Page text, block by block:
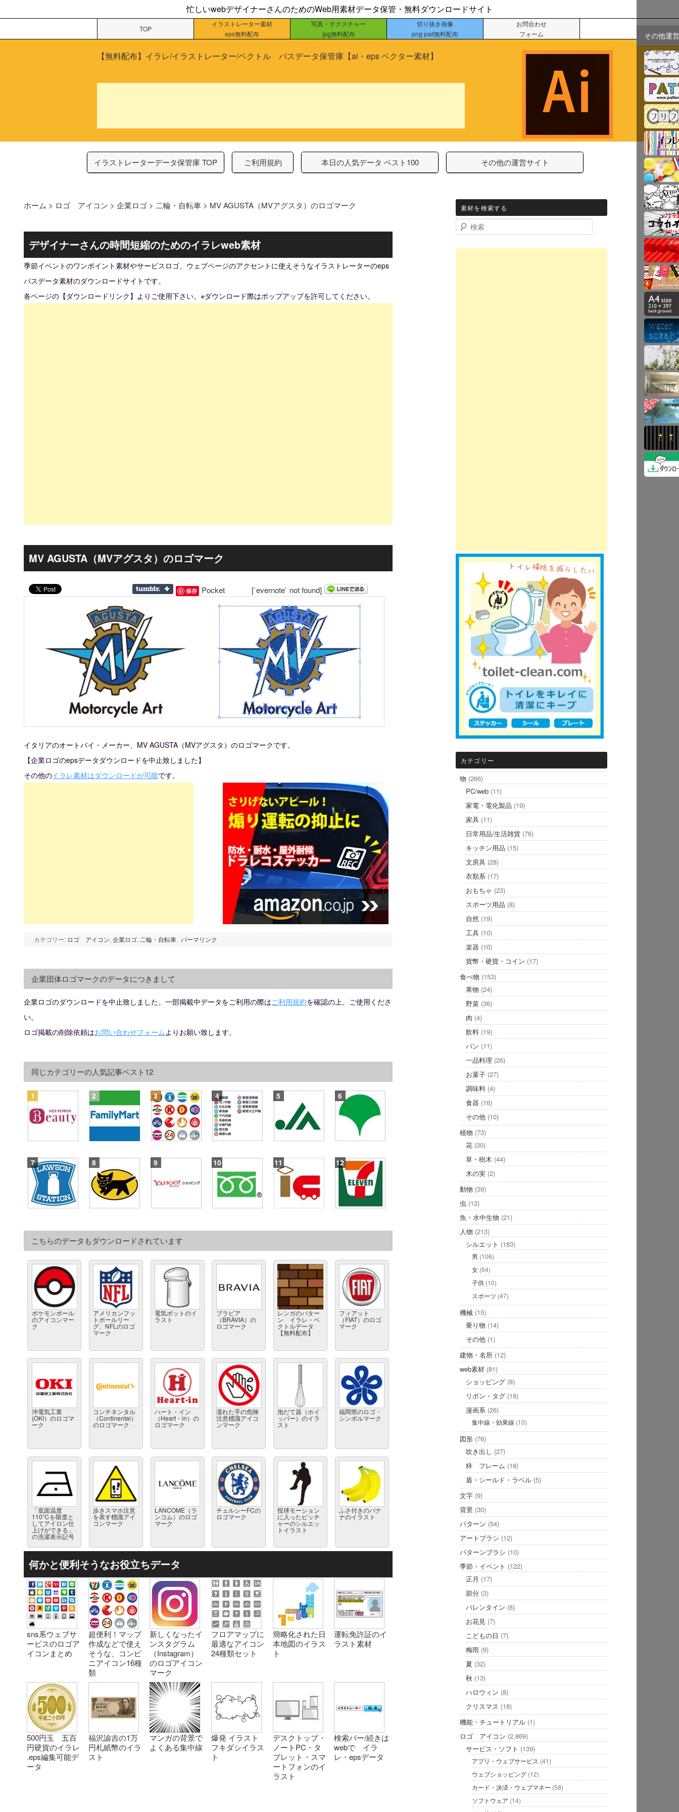
忙しいwebデザイナーさんのためのWeb用素材データ保管・無料ダウンロードサイト
TOP
イラストレーター素材
eps無料配布
写真・テクスチャー
jpg無料配布
切り抜き画像
png psd無料配布
お問合わせ
フォーム
【無料配布】イラレ/イラストレーター/ベクトル パスデータ保管庫【ai・eps ベクター素材】
イラストレーターデータ保管庫 TOP ご利用規約 本日の人気データ ベスト100 その他の運営サイト
ホーム > ロゴ アイコン > 企業ロゴ > 二輪・自転車 > MV AGUSTA（MVアグスタ）のロゴマーク
デザイナーさんの時間短縮のためのイラレweb素材
季節イベントのワンポイント素材やサービスロゴ、ウェブページのアクセントに使えそうなイラストレーターのeps
パスデータ素材のダウンロードサイトです。
各ページの【ダウンロードリンク】よりご使用下さい。※ダウンロード際はポップアップを許可してください。
MV AGUSTA（MVアグスタ）のロゴマーク
保存 Pocket [`evernote` not found]
イタリアのオートバイ・メーカー、MV AGUSTA（MVアグスタ）のロゴマークです。
【企業ロゴのepsデータダウンロードを中止致しました】
その他のイラレ素材はダウンロードが可能です。
カテゴリー: ロゴ アイコン, 企業ロゴ, 二輪・自転車 パーマリンク
企業団体ロゴマークのデータにつきまして
企業ロゴのダウンロードを中止致しました。一部掲載中データをご利用の際はご利用規約を確認の上、ご使用くださ
い。
ロゴ掲載の削除依頼はお問い合わせフォーム よりお願い致します。
同じカテゴリーの人気記事ベスト12
こちらのデータもダウンロードされています
ポケモンボール
のアイコンマー
ク
アメリカンフッ
トボールリー
グ、NFLのロゴ
マーク
電気ポットのイ
ラスト
ブラビア
（BRAVIA）の
ロゴマーク
レンガのパター
ン イラレ・ベ
クトルデータ
【無料配布】
フィアット
（FIAT）のロゴ
マーク
沖電気工業
(OKI）のロゴマ
ーク
コンチネンタル
（Continental）
のロゴマーク
ハート・イン
（Heart・in）の
ロゴマーク
濡れた手の危険
注意標識アイコ
ンマーク
泡だて器（ホイ
ッパー）のイラ
スト
福岡県のロゴ・
シンボルマーク
「底面温度
110℃を限度と
してアイロン仕
上げができる」
の洗濯表示記号
歩きスマホ注意
を表す標識アイ
コンマーク
LANCOME（ラ
ンコム）のロゴ
マーク
チェルシーFCの
ロゴマーク
投球モーション
に入ったピッチ
ャーのシルエッ
トイラスト
ふさ付きのバナ
ナのイラスト
何かと便利そうなお役立ちデータ
sns系ウェブサ
ービスのロゴア
イコンまとめ
超便利！マップ
作成などで使え
そうな、コンビ
ニアイコン16種
類
新しくなったイ
ンスタグラム
（Instagram）
のロゴアイコン
マーク
フロアマップに
最適なアイコン
24種類セット
簡略化された日
本地図のイラス
ト
運転免許証のイ
ラスト素材
500円玉 五百
円硬貨のイラレ
.eps編集可能デ
ータ
福沢諭吉の1万
円札紙幣のイラ
スト
マンガの背景で
よくある集中線
爆発 イラスト
フキダシイラス
ト
デスクトップ・
ノートPC・タ
ブレット・スマ
ートフォンのイ
ラスト
検索バー/続きは
webで イラ
レ・epsデータ
素材を検索する
検索
カテゴリー
物 (266)
PC/web (11)
家電・電化製品 (19)
家具 (11)
日常用品/生活雑貨 (76)
キッチン用品 (15)
文房具 (28)
衣類系 (17)
おもちゃ (23)
スポーツ用品 (8)
自然 (19)
工具 (10)
楽器 (10)
貨幣・硬貨・コイン (17)
食べ物 (153)
果物 (24)
野菜 (36)
肉 (4)
飲料 (19)
パン (11)
一品料理 (26)
お菓子 (27)
調味料 (4)
食器 (16)
その他 (10)
植物 (73)
花 (30)
草・樹木 (44)
木の実 (2)
動物 (39)
虫 (13)
魚・水中生物 (21)
人物 (213)
シルエット (183)
男 (106)
女 (64)
子供 (10)
スポーツ (47)
機械 (15)
乗り物 (14)
その他 (1)
建物・名所 (12)
web素材 (81)
ショッピング (8)
リボン・タグ (18)
漫画系 (26)
集中線・効果線 (10)
図形 (76)
吹き出し (27)
枠 フレーム (18)
盾・シールド・ラベル (5)
文字 (9)
背景 (30)
パターン (54)
アートブラシ (12)
パターンブラシ (10)
季節・イベント (122)
正月 (17)
節分 (3)
バレンタイン (8)
お花見 (7)
こどもの日 (7)
梅雨 (9)
夏 (32)
秋 (13)
ハロウィン (8)
クリスマス (18)
機能・チュートリアル (1)
ロゴ アイコン (2,869)
サービス・ソフト (139)
アプリ・ウェブサービス (41)
ウェブショッピング (12)
カード・決済・ウェブマネー (58)
ソフトウェア (14)
その他運